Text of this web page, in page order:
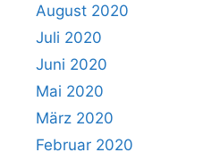
August 2020
Juli 2020
Juni 2020
Mai 2020
März 2020
Februar 2020